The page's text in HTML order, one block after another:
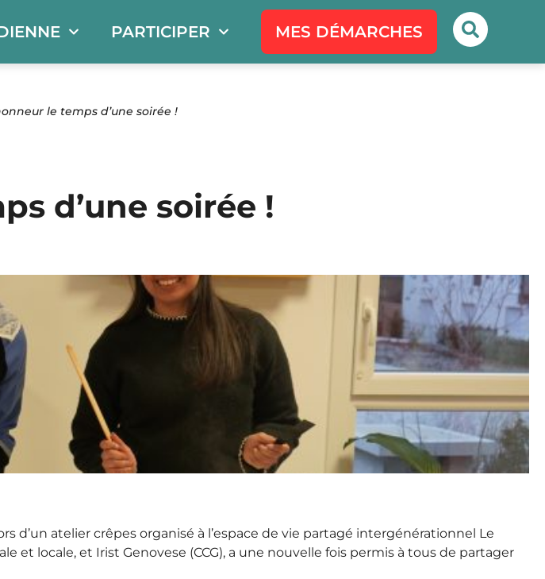
PARTICIPER MES DÉMARCHES
le temps d’une soirée !
d’une soirée !
d’un atelier crêpes organisé à l’espace de vie partagé intergénérationnel Le
et locale, et Irist Genovese (CCG), a une nouvelle fois permis à tous de partager